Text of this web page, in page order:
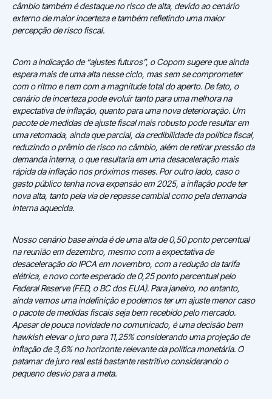
câmbio também é destaque no risco de alta, devido ao cenário
externo de maior incerteza e também refletindo uma maior
percepção de risco fiscal.
Com a indicação de “ajustes futuros”, o Copom sugere que ainda
espera mais de uma alta nesse ciclo, mas sem se comprometer
com o ritmo e nem com a magnitude total do aperto. De fato, o
cenário de incerteza pode evoluir tanto para uma melhora na
expectativa de inflação, quanto para uma nova deterioração. Um
pacote de medidas de ajuste fiscal mais robusto pode resultar em
uma retomada, ainda que parcial, da credibilidade da política fiscal,
reduzindo o prêmio de risco no câmbio, além de retirar pressão da
demanda interna, o que resultaria em uma desaceleração mais
rápida da inflação nos próximos meses. Por outro lado, caso o
gasto público tenha nova expansão em 2025, a inflação pode ter
nova alta, tanto pela via de repasse cambial como pela demanda
interna aquecida.
Nosso cenário base ainda é de uma alta de 0,50 ponto percentual
na reunião em dezembro, mesmo com a expectativa de
desaceleração do IPCA em novembro, com a redução da tarifa
elétrica, e novo corte esperado de 0,25 ponto percentual pelo
Federal Reserve (FED, o BC dos EUA). Para janeiro, no entanto,
ainda vemos uma indefinição e podemos ter um ajuste menor caso
o pacote de medidas fiscais seja bem recebido pelo mercado.
Apesar de pouca novidade no comunicado, é uma decisão bem
hawkish elevar o juro para 11,25% considerando uma projeção de
inflação de 3,6% no horizonte relevante da política monetária. O
patamar de juro real está bastante restritivo considerando o
pequeno desvio para a meta.